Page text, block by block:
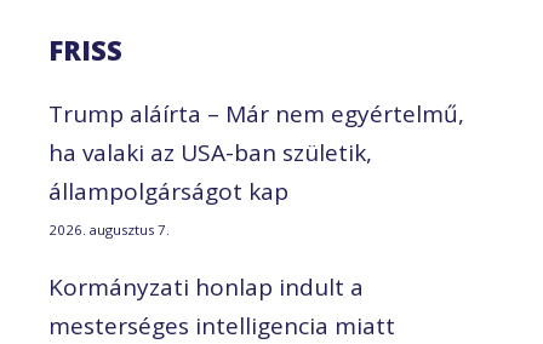
FRISS
Trump aláírta – Már nem egyértelmű,
ha valaki az USA-ban születik,
állampolgárságot kap
2026. augusztus 7.
Kormányzati honlap indult a
mesterséges intelligencia miatt